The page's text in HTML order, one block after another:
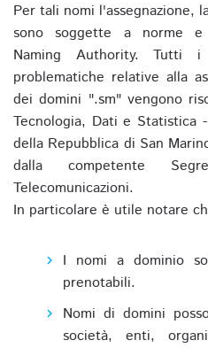
Per tali nomi l'assegnazione,
sono soggette a norme e
Naming Authority. Tutti
problematiche relative alla
dei domini ".sm" vengono
Tecnologia, Dati e Statistica
della Repubblica di San
dalla competente
Telecomunicazioni.
In particolare è utile notare
I nomi a dominio
prenotabili.
Nomi di domini
società, enti,